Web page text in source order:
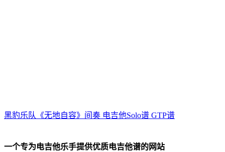
黑豹乐队《无地自容》间奏 电吉他Solo谱 GTP谱
一个专为电吉他乐手提供优质电吉他谱的网站